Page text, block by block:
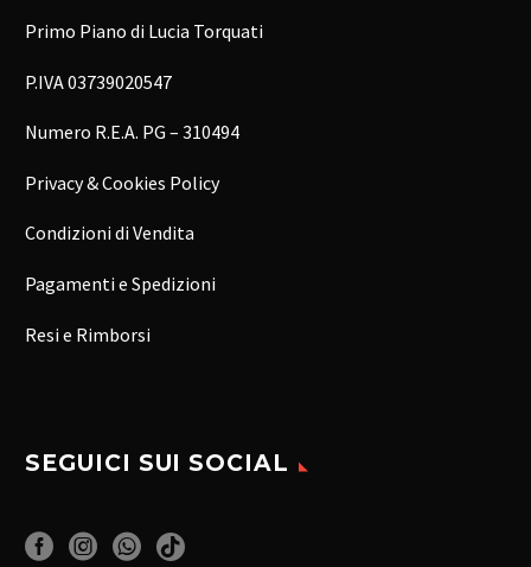
Primo Piano di Lucia Torquati
P.IVA 03739020547
Numero R.E.A. PG – 310494
Privacy & Cookies Policy
Condizioni di Vendita
Pagamenti e Spedizioni
Resi e Rimborsi
SEGUICI SUI SOCIAL